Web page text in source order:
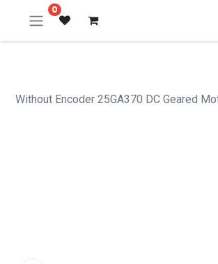
0
Without Encoder 25GA370 DC Geared